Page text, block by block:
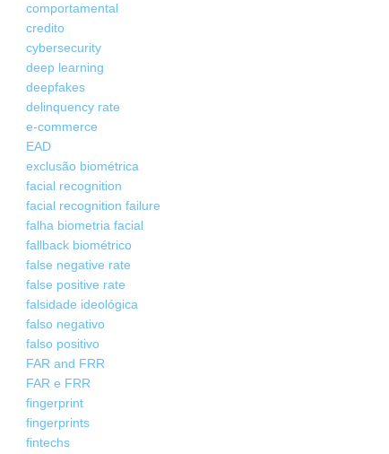
24
MAIO
BIOMETRIA,BIOMETRIA DIGITAL
E‑commerce: Biometria Digital no
Cadastro, Cupons e Checkout
Criado por
E‑commerce: Biometria Digital no Cadastro, Cupons e
CheckoutO Cenário de Fraude no E‑commerce O ambiente
comportamental
credito
cybersecurity
deep learning
deepfakes
delinquency rate
e-commerce
EAD
exclusão biométrica
facial recognition
facial recognition failure
falha biometria facial
fallback biométrico
false negative rate
false positive rate
falsidade ideológica
falso negativo
falso positivo
FAR and FRR
FAR e FRR
fingerprint
fingerprints
fintechs